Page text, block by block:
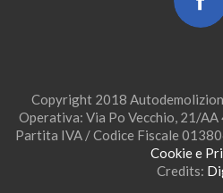
Copyright 2018
Operativa: Via Po Vecchio, 21/
Partita IVA / Codice Fiscale
Cookie e
Credits: